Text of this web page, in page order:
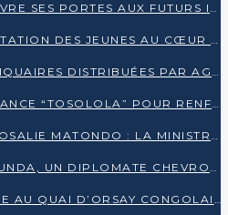
CONGO TERMINAL OUVRE SES PORTES AUX FUTURS INGÉNIEURS AU FORUM DES MÉTIERS D’UCAC-ICAM
SEOPC 2026 : L’ORIENTATION DES JEUNES AU CŒUR DE LA DEUXIÈME ÉDITION
PLUS DE 1 500 MOUSTIQUAIRES DISTRIBUÉES PAR AGL ET CONGO TERMINAL DANS LA LUTTE CONTRE LE PALUDISME
NINON GOUAMBA RELANCE “TOSOLOLA” POUR RENFORCER LE DIALOGUE AVEC LES CITOYENS
RECONDUCTION DE ROSALIE MATONDO : LA MINISTRE PROMET D’ACCÉLÉRER LE TRAITEMENT DES DOSSIERS ET DE RELEVER DE NOUVEAUX DÉFIS
CONSTANT SERGE BOUNDA, UN DIPLOMATE CHEVRONNÉ AUX COMMANDES DES AFFAIRES ÉTRANGÈRES
PASSATION DE SERVICE AU QUAI D’ORSAY CONGOLAIS : GAKOSSO PASSE LE FLAMBEAU À BOUNDA